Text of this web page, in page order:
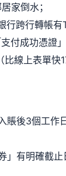
家倒水；
行跨行轉帳
付成功憑證
線上表單快
賬後3個工作
」有明確截